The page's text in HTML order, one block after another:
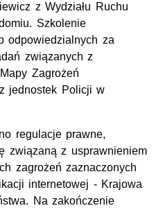
z Wydziału Ruchu
Szkolenie
odpowiedzialnych za
związanych z
Zagrożeń
jednostek Policji w
regulacje prawne,
związaną z usprawnieniem
zagrożeń zaznaczonych
internetowej - Krajowa
Na zakończenie